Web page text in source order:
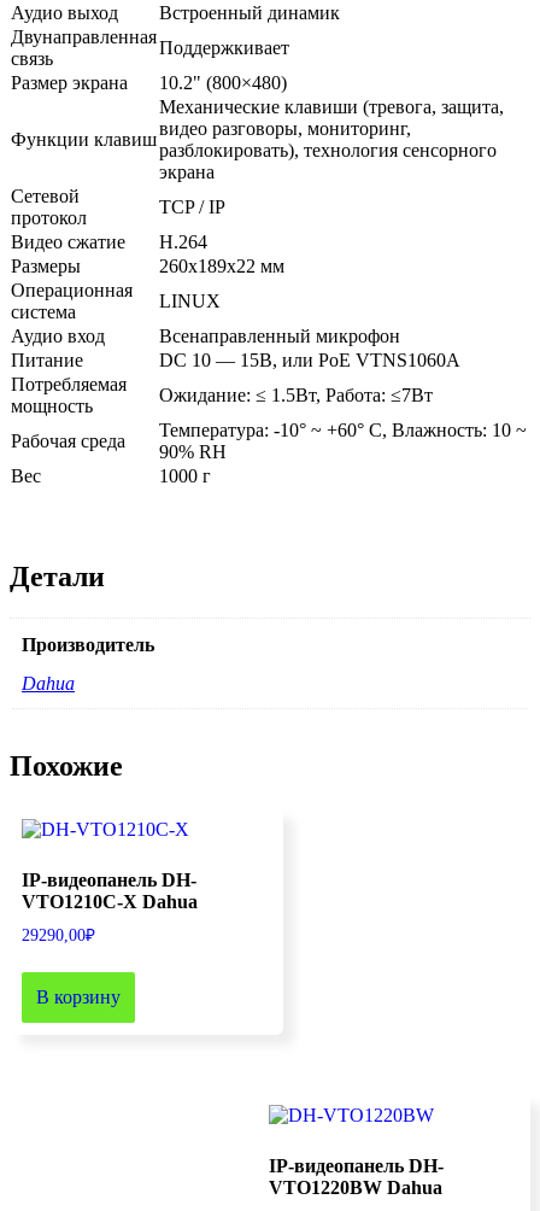
Аудио выход
Встроенный динамик
Двунаправленная
связь
Поддержкивает
Размер экрана
10.2" (800×480)
Функции клавиш
Механические клавиши (тревога, защита,
видео разговоры, мониторинг,
разблокировать), технология сенсорного
экрана
Сетевой
протокол
TCP / IP
Видео сжатие
H.264
Размеры
260х189х22 мм
Операционная
система
LINUX
Аудио вход
Всенаправленный микрофон
Питание
DC 10 — 15В, или PoE VTNS1060A
Потребляемая
мощность
Ожидание: ≤ 1.5Вт, Работа: ≤7Вт
Рабочая среда
Температура: -10° ~ +60° С, Влажность: 10 ~
90% RH
Вес
1000 г
Детали
Производитель
Dahua
Похожие
IP-видеопанель DH-
VTO1210C-X Dahua
29290,00₽
В корзину
IP-видеопанель DH-
VTO1220BW Dahua